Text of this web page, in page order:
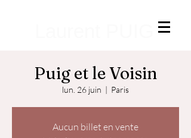
Puig et le Voisin
lun. 26 juin
  |
Paris
Aucun billet en vente